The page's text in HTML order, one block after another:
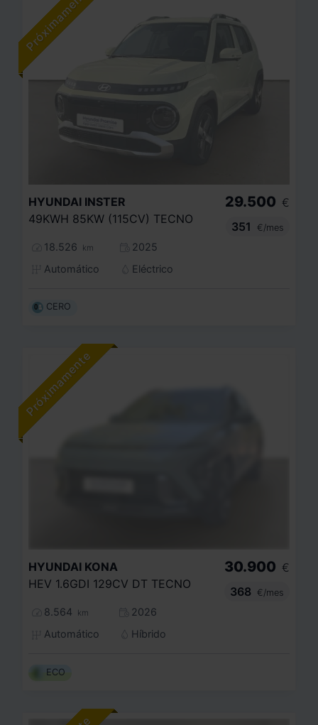
HYUNDAI INSTER
49KWH 85KW (115CV) TECNO
18.526 km
2025
Automático
Eléctrico
29.500 €
351
€/mes
CERO
HYUNDAI KONA
HEV 1.6GDI 129CV DT TECNO
8.564 km
2026
Automático
Híbrido
30.900 €
368
€/mes
ECO